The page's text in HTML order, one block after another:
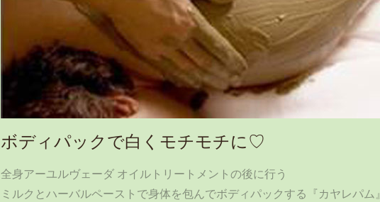
ボディパックで白くモチモチに♡
全身アーユルヴェーダ オイルトリートメントの後に行う
ミルクとハーバルペーストで身体を包んでボディパックする『カヤレパム』